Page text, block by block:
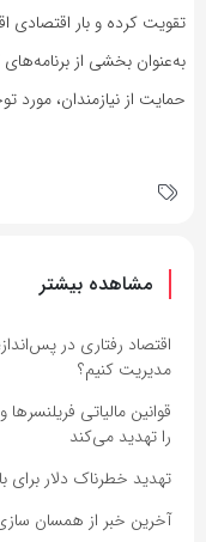
تقویت کرده و بار اقتصادی
به‌عنوان بخشی از برنامه‌های
حمایت از نیازمندان، مورد
مشاهده بیشتر
اقتصاد رفتاری در
مدیریت کنیم؟
قوانین مالیاتی
را تهدید می‌کند
تهدید خطرناک دلار برای
آخرین خبر از همسان